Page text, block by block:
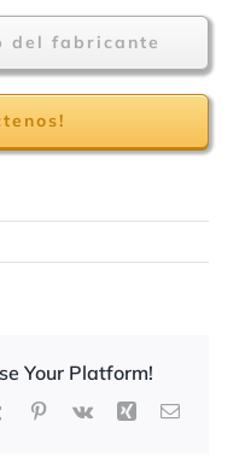
del fabricante
Your Platform!
TumblrPinterest
Vk Xing Correo